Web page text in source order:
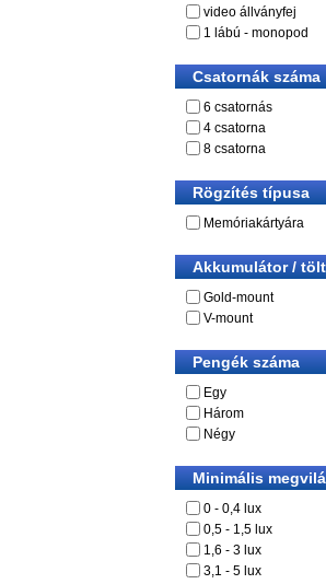
video állványfej
1 lábú - monopod
Csatornák száma
6 csatornás
4 csatorna
8 csatorna
Rögzítés típusa
Memóriakártyára
Akkumulátor /
Gold-mount
V-mount
Pengék száma
Egy
Három
Négy
Minimális
0 - 0,4 lux
0,5 - 1,5 lux
1,6 - 3 lux
3,1 - 5 lux